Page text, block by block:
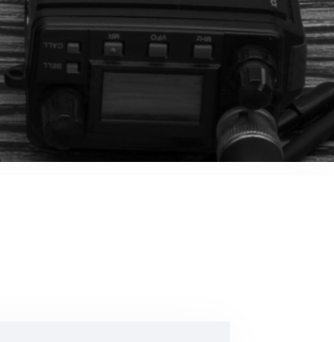
ポータブルワイヤレスアンプ